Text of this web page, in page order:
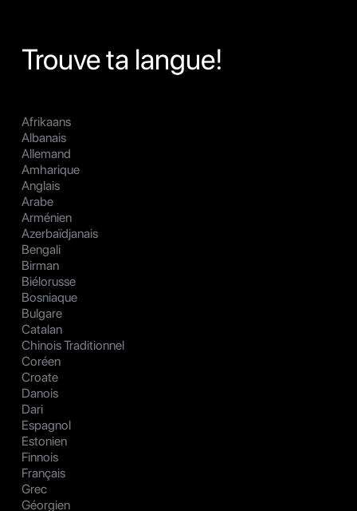
Trouve ta langue!
Afrikaans
Albanais
Allemand
Amharique
Anglais
Arabe
Arménien
Azerbaïdjanais
Bengali
Birman
Biélorusse
Bosniaque
Bulgare
Catalan
Chinois Traditionnel
Coréen
Croate
Danois
Dari
Espagnol
Estonien
Finnois
Français
Grec
Géorgien